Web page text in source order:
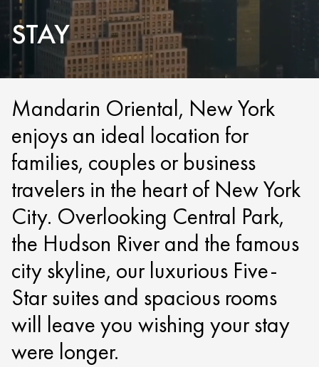
STAY
Mandarin Oriental, New York
enjoys an ideal location for
families, couples or business
travelers in the heart of New York
City. Overlooking Central Park,
the Hudson River and the famous
city skyline, our luxurious Five-
Star suites and spacious rooms
will leave you wishing your stay
were longer.